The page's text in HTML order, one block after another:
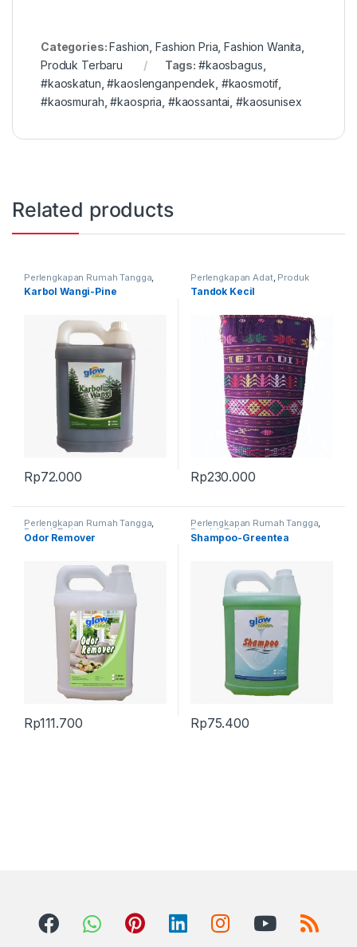
Categories:Fashion ,Fashion Pria ,Fashion Wanita
Produk Terbaru
Tags: #kaosbagus
#kaoskatun ,#kaoslenganpendek #kaosmotif
#kaosmurah ,#kaospria #kaossantai ,#kaosunisex
Related products
Perlengkapan Rumah Tangga
Produk Terbaru
Karbol Wangi-Pine
Rp72.000
Perlengkapan Adat, Produk
Terbaru, Tandok
Tandok Kecil
Rp230.000
Perlengkapan Rumah Tangga,
Produk Terbaru
Odor Remover
Rp111.700
Perlengkapan Rumah Tangga,
Produk Terbaru
Shampoo-Greentea
Rp75.400